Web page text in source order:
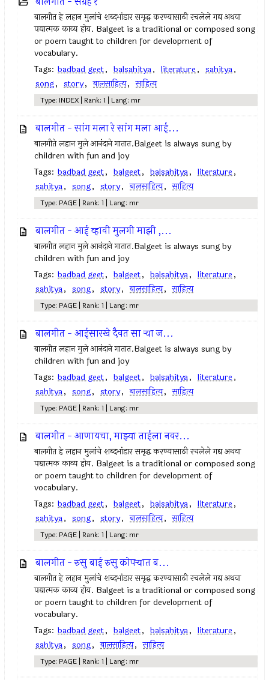
बालगीत हे लहान मुलांचे शब्दभांडार समृद्ध करण्यासाठी रचलेले गद्य अथवा
पद्यात्मक काव्य होय. Balgeet is a traditional or composed song
or poem taught to children for development of
vocabulary.
Tags: badbad geet, balsahitya, literature, sahitya,
song, story, बालसाहित्य, साहित्य
Type: INDEX | Rank: 1 | Lang: mr
बालगीत - सांग मला रे सांग मला आई...
बालगीते लहान मुले आनंदाने गातात.Balgeet is always sung by
children with fun and joy
Tags: badbad geet, balgeet, balsahitya, literature,
sahitya, song, story, बालसाहित्य, साहित्य
Type: PAGE | Rank: 1 | Lang: mr
बालगीत - आई व्हावी मुलगी माझी ,...
बालगीत लहान मुले आनंदाने गातात.Balgeet is always sung by
children with fun and joy
Tags: badbad geet, balgeet, balsahitya, literature,
sahitya, song, story, बालसाहित्य, साहित्य
Type: PAGE | Rank: 1 | Lang: mr
बालगीत - आईसारखे दैवत सा र्‍या ज...
बालगीत लहान मुले आनंदाने गातात.Balgeet is always sung by
children with fun and joy
Tags: badbad geet, balgeet, balsahitya, literature,
sahitya, song, story, बालसाहित्य, साहित्य
Type: PAGE | Rank: 1 | Lang: mr
बालगीत - आणायचा, माझ्या ताईला नवर...
बालगीत हे लहान मुलांचे शब्दभांडार समृद्ध करण्यासाठी रचलेले गद्य अथवा
पद्यात्मक काव्य होय. Balgeet is a traditional or composed song
or poem taught to children for development of
vocabulary.
Tags: badbad geet, balgeet, balsahitya, literature,
sahitya, song, story, बालसाहित्य, साहित्य
Type: PAGE | Rank: 1 | Lang: mr
बालगीत - रुसु बाई रुसु कोपर्‍यात ब...
बालगीत हे लहान मुलांचे शब्दभांडार समृद्ध करण्यासाठी रचलेले गद्य अथवा
पद्यात्मक काव्य होय. Balgeet is a traditional or composed song
or poem taught to children for development of
vocabulary.
Tags: badbad geet, balgeet, balsahitya, literature,
sahitya, song, बालसाहित्य, साहित्य
Type: PAGE | Rank: 1 | Lang: mr